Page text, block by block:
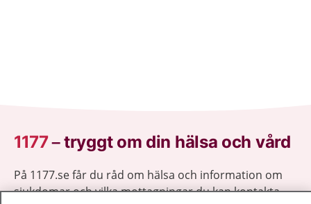
1177–tryggt om din hälsa och vård
På 1177.se får du råd om hälsa och information om
sjukdomar och vilka mottagningar du kan kontakta.